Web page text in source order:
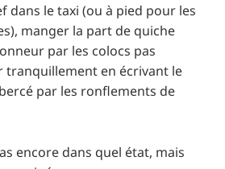
dans le taxi (ou à pied pour les
manger la part de quiche
par les colocs pas
tranquillement en écrivant le
par les ronflements de
encore dans quel état, mais